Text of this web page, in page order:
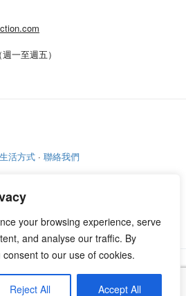
your browsing experience, serve
and analyse our traffic. By
to our use of cookies.
Reject All Accept All
一至週五）
生活方式 · 聯絡我們